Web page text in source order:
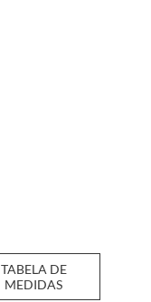
TABELA DE
MEDIDAS